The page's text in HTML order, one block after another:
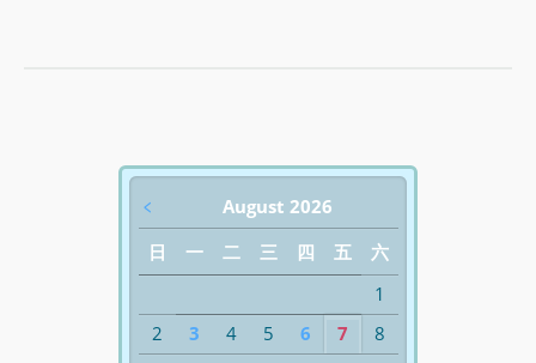
August 2026
﹤
日
一 二 三 四 五
六
1
2
3 4 5 6 7
8